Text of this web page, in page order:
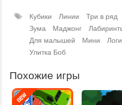
Кубики Линии Три в ряд
Зума
Маджонг
Для малышей
Мини
Улитка Боб
Похожие игры